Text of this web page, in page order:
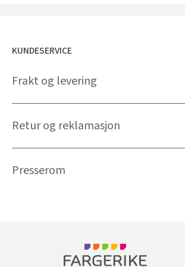
KUNDESERVICE
Frakt og levering
Retur og reklamasjon
Presserom